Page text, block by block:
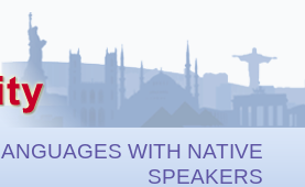
WITH NATIVE
SPEAKERS